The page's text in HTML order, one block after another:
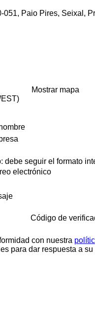
051, Paio Pires, Seixal,
Mostrar mapa
debe seguir el formato
electrónico
Código de
con nuestra
para dar respuesta a